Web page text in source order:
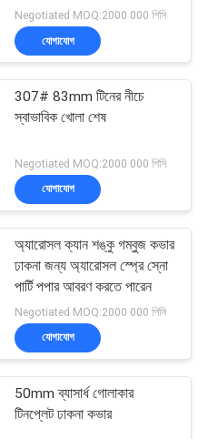
পারে
Negotiated MOQ:2000 000 পিসি
যোগাযোগ
307# 83mm টিনের নীচে
স্বাভাবিক খোলা শেষ
Negotiated MOQ:2000 000 পিসি
যোগাযোগ
অ্যারোসল ক্যান শঙ্কু গম্বুজ কভার
ঢাকনা জন্য অ্যারোসল স্প্রে স্নো
পার্টি পপার আবরণ করতে পারেন
Negotiated MOQ:2000 000 পিসি
যোগাযোগ
50mm ব্যাসার্ধ গোলাকার
টিনপ্লেট ঢাকনা কভার